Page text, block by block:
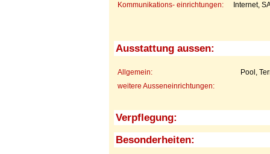
Kommunikations- einrichtungen:
Internet,
Ausstattung aussen:
Allgemein:
Pool,
weitere Ausseneinrichtungen:
Verpflegung:
Besonderheiten: